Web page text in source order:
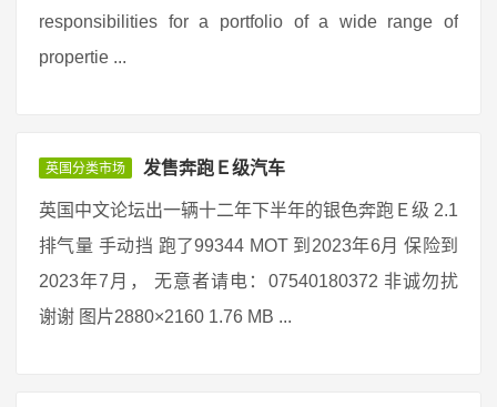
responsibilities for a portfolio of a wide range of
propertie ...
英国分类市场 发售奔跑Ｅ级汽车
英国中文论坛出一辆十二年下半年的银色奔跑Ｅ级 2.1
排气量 手动挡 跑了99344 MOT 到2023年6月 保险到
2023年7月， 无意者请电：07540180372 非诚勿扰
谢谢 图片2880×2160 1.76 MB ...